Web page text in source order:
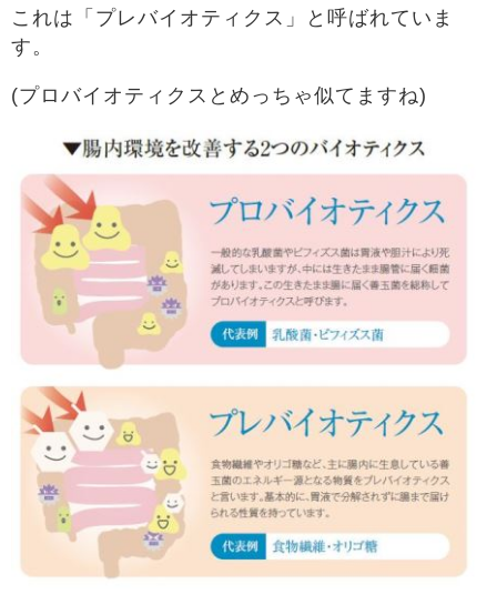
これは「プレバイオティクス」と呼ばれていま
す。
(プロバイオティクスとめっちゃ似てますね)